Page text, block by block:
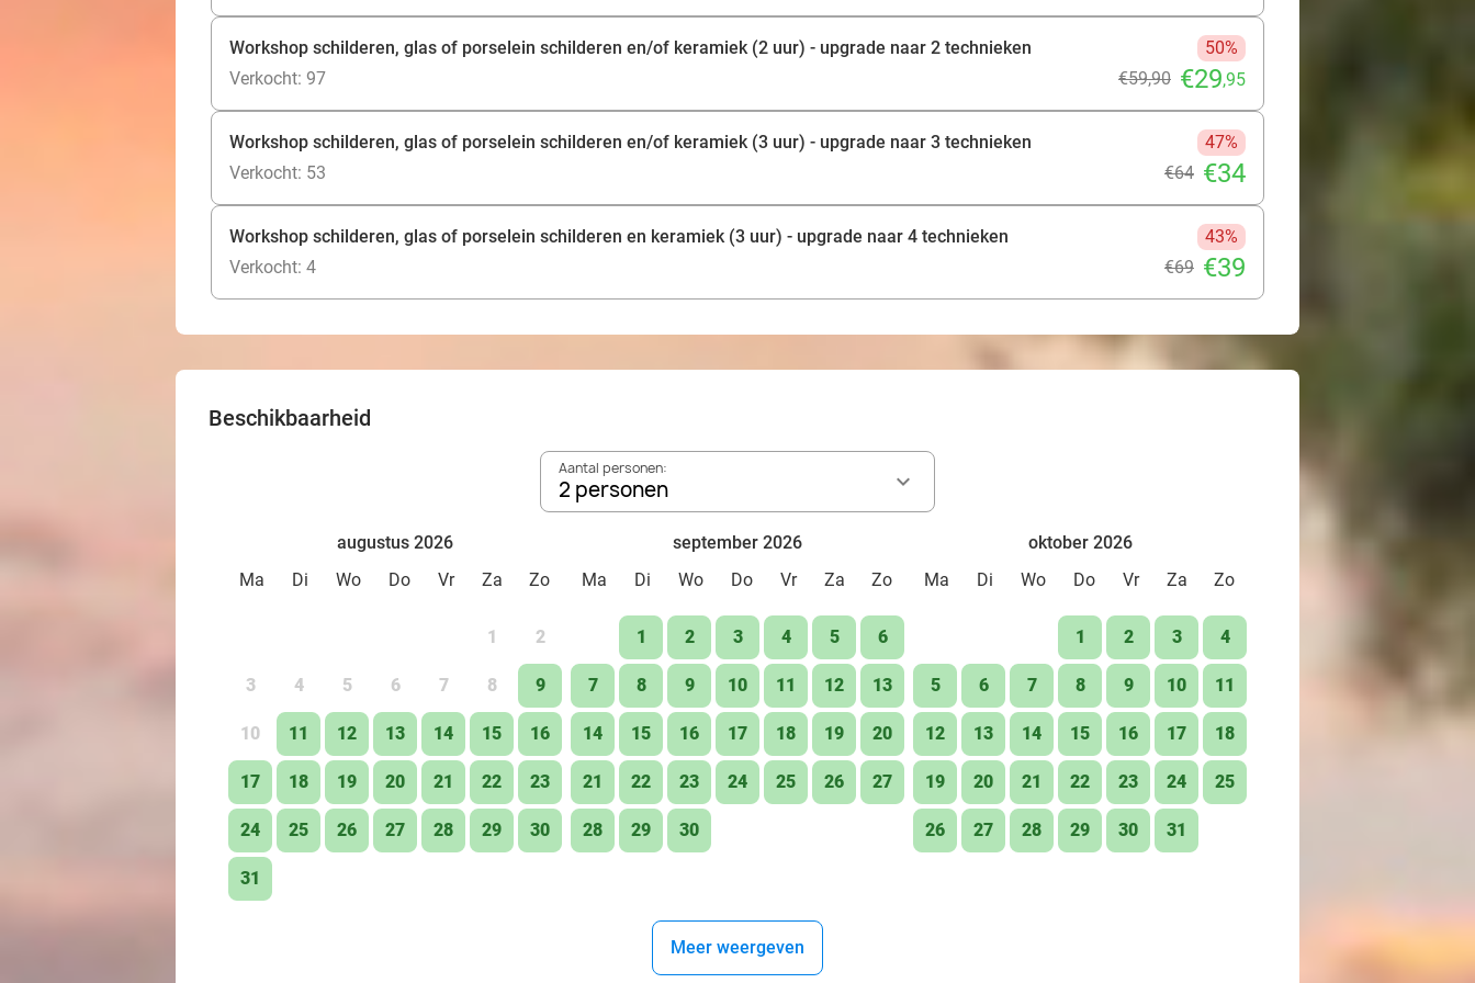
Workshop schilderen, glas of porselein schilderen en/of keramiek (2 uur) - upgrade naar 2 technieken
50%
Verkocht: 97
€59,90 €29,95
Workshop schilderen, glas of porselein schilderen en/of keramiek (3 uur) - upgrade naar 3 technieken
47%
Verkocht: 53
€64 €34
Workshop schilderen, glas of porselein schilderen en keramiek (3 uur) - upgrade naar 4 technieken
43%
Verkocht: 4
€69 €39
Beschikbaarheid
Aantal personen:
2 personen
augustus 2026
Ma
Di Wo Do Vr Za Zo
1 2
3 4 5 6 7 8 9
10 11 12 13 14 15 16
17 18 19 20 21 22 23
24 25 26 27 28 29 30
31
september 2026
Ma
Di Wo Do Vr Za Zo
1 2 3 4 5 6
7 8 9 10 11 12 13
14 15 16 17 18 19 20
21 22 23 24 25 26 27
28 29 30
oktober 2026
Ma
Di Wo Do Vr Za Zo
1 2 3 4
5 6 7 8 9 10 11
12 13 14 15 16 17 18
19 20 21 22 23 24 25
26 27 28 29 30 31
Meer weergeven